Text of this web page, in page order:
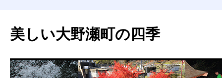
美しい大野瀬町の四季